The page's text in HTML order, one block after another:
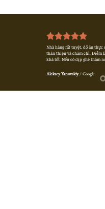
Nhà hàng rất tuyệt, đồ ăn thực
thân thiện và chăm chỉ. Diễm
khá tốt. Nếu có dịp ghé thăm
Aleksey Yanovskiy /Google